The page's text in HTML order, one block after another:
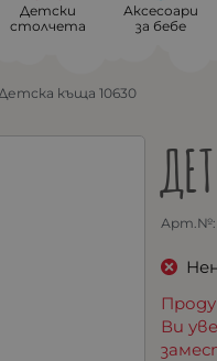
Детски
столчета
Аксесоари
за бебе
Детска къща 10630
Арт.№:
Ви